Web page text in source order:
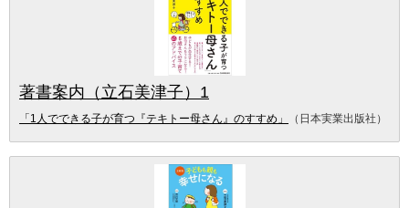
著書案内（立石美津子）1
「1人でできる子が育つ『テキトー母さん』のすすめ」 （日本実業出版社）